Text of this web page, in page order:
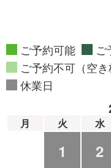
ご予約可能
ご
ご予約不可（空き
休業日
月 火 水
1 2